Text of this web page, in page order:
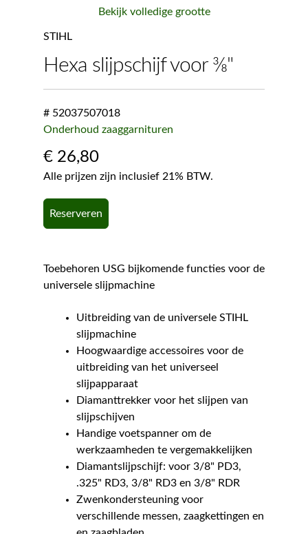
Bekijk volledige grootte
STIHL
Hexa slijpschijf voor 3⁄8"
# 52037507018
Onderhoud zaaggarnituren
€26,80
Alle prijzen zijn inclusief 21% BTW.
Reserveren
Toebehoren USG bijkomende functies voor de
universele slijpmachine
Uitbreiding van de universele STIHL
slijpmachine
Hoogwaardige accessoires voor de
uitbreiding van het universeel
slijpapparaat
Diamanttrekker voor het slijpen van
slijpschijven
Handige voetspanner om de
werkzaamheden te vergemakkelijken
Diamantslijpschijf: voor 3/8" PD3,
.325" RD3, 3/8" RD3 en 3/8" RDR
Zwenkondersteuning voor
verschillende messen, zaagkettingen en